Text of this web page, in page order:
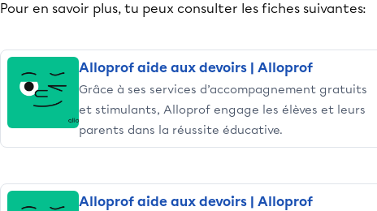
Pour en savoir plus, tu peux consulter les fiches suivantes:
Alloprof aide aux devoirs | Alloprof
Grâce à ses services d’accompagnement gratuits
et stimulants, Alloprof engage les élèves et leurs
parents dans la réussite éducative.
Alloprof aide aux devoirs | Alloprof